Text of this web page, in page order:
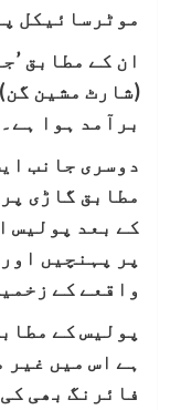
موٹرسائیکل
ان کے مطابق
(شارٹ مشین
برآمد ہوا ہے۔
دوسری جانب
مطابق گاڑی
کے بعد پولیس
پر پہنچیں
واقعے کے
پولیس کے
ہے اس میں
فائرنگ بھی